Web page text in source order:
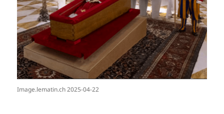
Image.lematin.ch 2025-04-22